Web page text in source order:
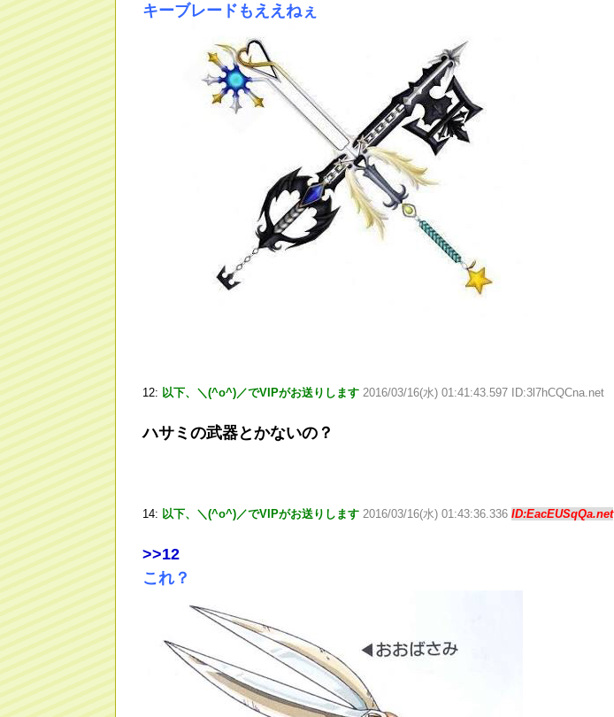
キーブレードもええねぇ
12: 以下、＼(^o^)／でVIPがお送りします 2016/03/16(水) 01:41:43.597 ID:3l7hCQCna.net
ハサミの武器とかないの？
14: 以下、＼(^o^)／でVIPがお送りします 2016/03/16(水) 01:43:36.336 ID:EacEUSqQa.net
>>12
これ？